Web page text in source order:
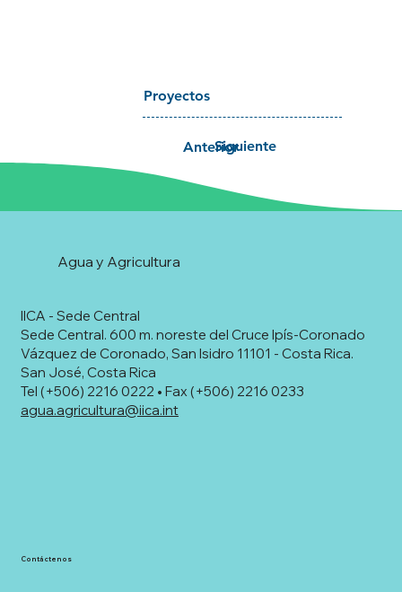
Siguiente
Anterior
Proyectos
IICA - Sede Central
Sede Central. 600 m. noreste del Cruce Ipís-Coronado
Vázquez de Coronado, San Isidro 11101 - Costa Rica.
San José, Costa Rica
Tel (+506) 2216 0222 • Fax (+506) 2216 0233
agua.agricultura@iica.int
Agua y Agricultura
Contáctenos